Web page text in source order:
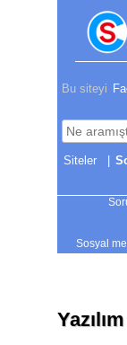
Bu siteyi
|
Sosyal